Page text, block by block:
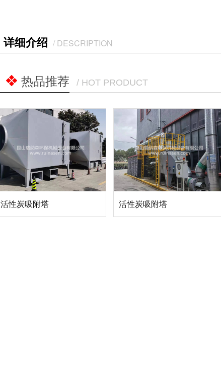
详细介绍 / DESCRIPTION
热品推荐 / HOT PRODUCT
活性炭吸附塔 活性炭吸附塔